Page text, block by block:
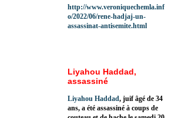
http://www.veroniquechemla.inf
o/2022/06/rene-hadjaj-un-
assassinat-antisemite.html
Liyahou Haddad,
assassiné
Liyahou Haddad, juif âgé de 34
ans, a été assassiné à coups de